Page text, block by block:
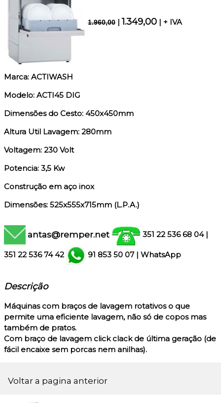
1.960,00 |1.349,00 | + IVA
Marca: ACTIWASH
Modelo: ACTI45 DIG
Dimensões do Cesto: 450x450mm
Altura Util Lavagem: 280mm
Voltagem: 230 Volt
Potencia: 3,5 Kw
Construção em aço inox
Dimensões: 525x555x715mm (L.P.A.)
antas@remper.net 351 22 536 68 04 |
351 22 536 74 42 91 853 50 07 | WhatsApp
Descrição
Máquinas com braços de lavagem rotativos o que
permite uma eficiente lavagem, não só de copos mas
também de pratos.
Com braço de lavagem click clack de última geração (de
fácil encaixe sem porcas nem anilhas).
Voltar a pagina anterior